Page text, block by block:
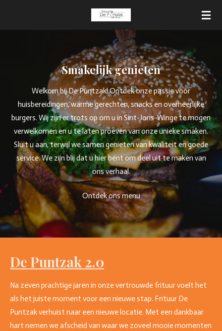
Smakelijk genieten
Welkom bij De Puntzak! Ontdek onze passie voor
huisbereidingen, warme gerechten, snacks en overheerlijke
burgers. Wij zijn er trots op om u in Sint-Joris-Winge te mogen
verwelkomen en u te laten proeven van onze unieke smaken.
Sluit u aan, terwijl we samen genieten van kwaliteit en goede
service. We zijn blij dat u hier bent om deel uit te maken van
ons verhaal.
Ontdek ons menu
De Puntzak 2.0
Na zeven prachtige jaren in onze vertrouwde frituur voelt het
als het juiste moment voor een nieuwe stap. Frituur De
Puntzak verhuist naar een nieuwe locatie. Met een dankbaar
hart nemen we afscheid van waar we zoveel mooie momenten